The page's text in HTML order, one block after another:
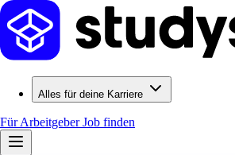
Alles für deine Karriere
Für ArbeitgeberJob finden